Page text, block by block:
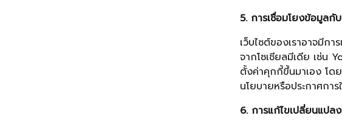
5. การเชื่อมโยงข้อมูลกั
เว็บไซต์ของเราอาจมีก
จากโซเชียลมีเดีย เช่น
ตั้งค่าคุกกี้ขึ้นมาเอง โด
นโยบายหรือประกาศก
6. การแก้ไขเปลี่ยนแปล